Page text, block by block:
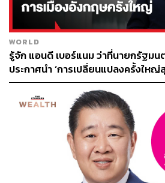
ชนิดเม็ดนี้แล้ว ยังมีอีกหลายองค์กร เ
อย่าง Pfizer เองก็กำลังศึกษาผลลัพ
เม็ด 2 ตัวเช่นเดียวกัน รวมถึง Roche
สัญชาติสวิสก็กำลังศึกษาวิจัยทางเลือ
รักษาผู้ป่วยโควิดเช่นกัน
บทความที่เกี่ยวข้อง:
สำรวจแนวทางการใช้วัคซีน
3’ ในประเทศที่ใช้วัคซีน Sinovac
เปรียบเทียบประสิทธิภาพล่าสุด
er-BioNTech ในชิลี
โควิด-19 กลายพันธ์ุสายพันธ์ุต่า
WORLD
รู้จัก แอนดี เบอร์แนม ว่าที่นายกรัฐม
ประกาศนำ ‘การเปลี่ยนแปลงครั้งใหญ่
สู่การเมืองอังกฤษ